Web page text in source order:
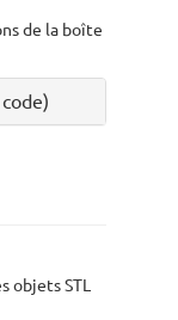
de la boîte
objets STL